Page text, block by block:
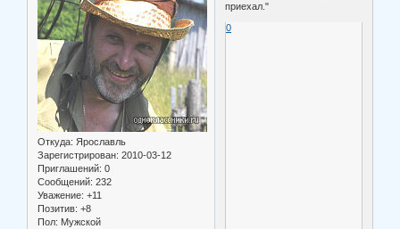
Откуда: Ярославль
Зарегистрирован: 2010-03-12
Приглашений: 0
Сообщений: 232
Уважение: +11
Позитив: +8
Пол: Мужской
приехал."
0